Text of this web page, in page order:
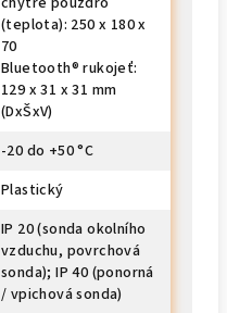
(teplota): 250 x 180 x
70
Bluetooth® rukojeť:
129 x 31 x 31 mm
(DxŠxV)
-20 do +50 °C
Plastický
IP 20 (sonda okolního
vzduchu, povrchová
sonda); IP 40 (ponorná
/ vpichová sonda)